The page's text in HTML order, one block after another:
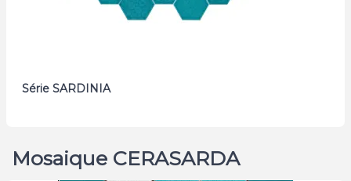
Série SARDINIA
Mosaique CERASARDA